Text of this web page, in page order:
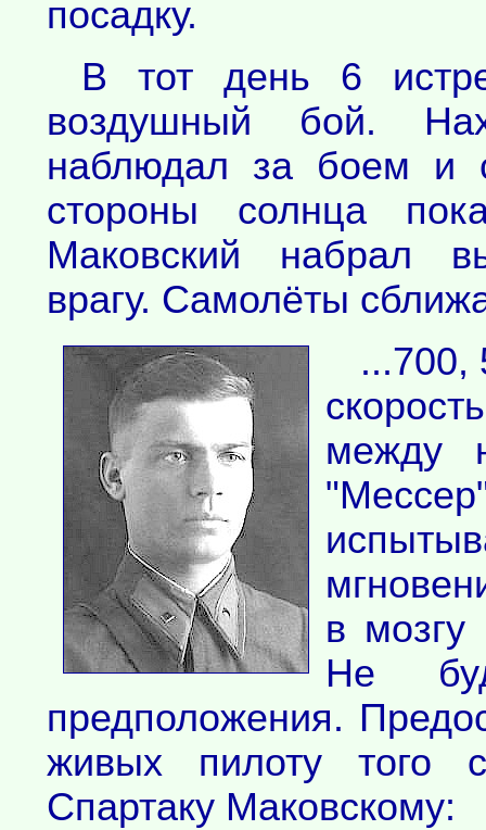
посадку.
В тот день 6
воздушный бой.
наблюдал за боем и
стороны солнца
Маковский набрал
врагу. Самолёты
...700,
между
в
Не
предположения.
живых пилоту того
Спартаку Маковскому: